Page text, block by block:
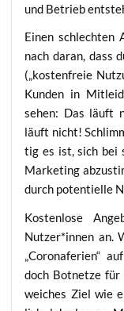
und Betrieb
Einen schlech­ten
nach dar­an, dass
(„kos­ten­freie
Kun­den in
sehen: Das läuft
läuft nicht!
tig es ist, sich bei
Mar­ke­ting
durch poten­ti­el­le
Kos­ten­lo­se
Nutzer*innen an.
„Coro­na­feri­en“
doch Bot­net­ze für
wei­ches Ziel wie